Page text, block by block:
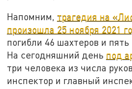
Напомним, трагедия на
произошла 25 ноября 2021
погибли 46 шахтеров и пять
На сегодняшний день под
три человека из числа
инспектор и главный